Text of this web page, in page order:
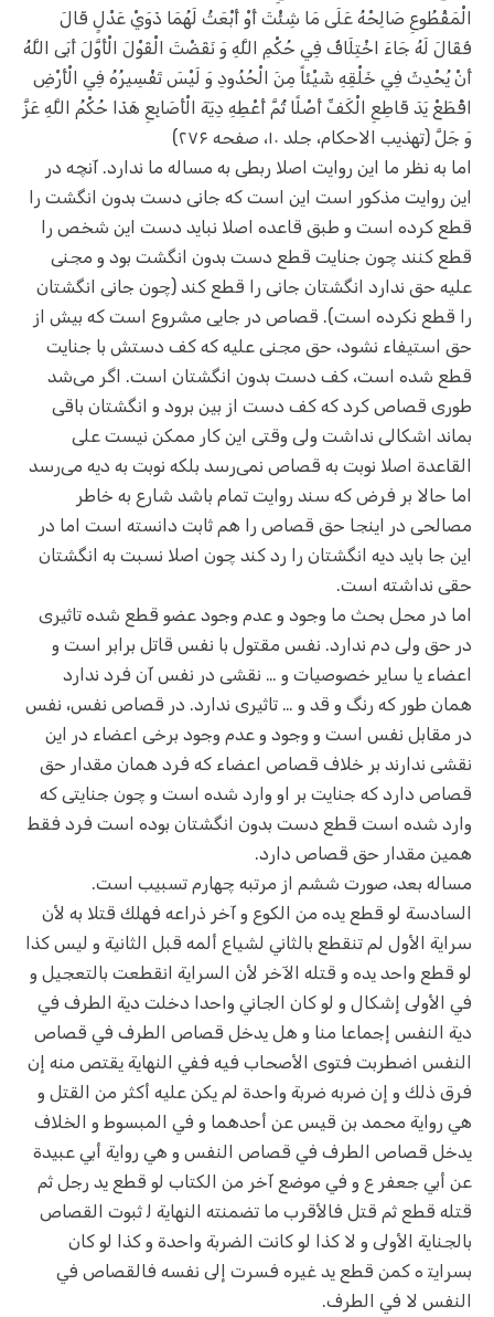
الْمَقْطُوعِ صَالِحْهُ عَلَى مَا شِئْتَ أَوْ أَبْعَثُ لَهُمَا ذَوَيْ عَدْلٍ قَالَ
فَقَالَ لَهُ جَاءَ اخْتِلَافٌ فِي حُكْمِ اللَّهِ وَ نَقَضْتَ الْقَوْلَ الْأَوَّلَ أَبَى اللَّهُ
أَنْ يُحْدِثَ فِي خَلْقِهِ شَيْئاً مِنَ الْحُدُودِ وَ لَيْسَ تَفْسِيرُهُ فِي الْأَرْضِ
اقْطَعْ يَدَ قَاطِعِ الْكَفِّ أَصْلًا ثُمَّ أَعْطِهِ دِيَةَ الْأَصَابِعِ هَذَا حُكْمُ اللَّهِ عَزَّ
وَ جَلَّ‌ (تهذیب الاحکام، جلد ۱۰، صفحه ۲۷۶)
اما به نظر ما این روایت اصلا ربطی به مساله ما ندارد. آنچه در
این روایت مذکور است این است که جانی دست بدون انگشت را
قطع کرده است و طبق قاعده اصلا نباید دست این شخص را
قطع کنند چون جنایت قطع دست بدون انگشت بود و مجنی
علیه حق ندارد انگشتان جانی را قطع کند (چون جانی انگشتان
را قطع نکرده است). قصاص در جایی مشروع است که بیش از
حق استیفاء نشود، حق مجنی علیه که کف دستش با جنایت
قطع شده است، کف دست بدون انگشتان است. اگر می‌شد
طوری قصاص کرد که کف دست از بین برود و انگشتان باقی
بماند اشکالی نداشت ولی وقتی این کار ممکن نیست علی
القاعدة اصلا نوبت به قصاص نمی‌رسد بلکه نوبت به دیه می‌رسد
اما حالا بر فرض که سند روایت تمام باشد شارع به خاطر
مصالحی در اینجا حق قصاص را هم ثابت دانسته‌ است اما در
این جا باید دیه انگشتان را رد کند چون اصلا نسبت به انگشتان
حقی نداشته است.
اما در محل بحث ما وجود و عدم وجود عضو قطع شده تاثیری
در حق ولی دم ندارد. نفس مقتول با نفس قاتل برابر است و
اعضاء یا سایر خصوصیات و … نقشی در نفس آن فرد ندارد
همان طور که رنگ و قد و … تاثیری ندارد. در قصاص نفس، نفس
در مقابل نفس است و وجود و عدم وجود برخی اعضاء در این
نقشی ندارند بر خلاف قصاص اعضاء که فرد همان مقدار حق
قصاص دارد که جنایت بر او وارد شده است و چون جنایتی که
وارد شده است قطع دست بدون انگشتان بوده است فرد فقط
همین مقدار حق قصاص دارد.
مساله بعد، صورت ششم از مرتبه چهارم تسبیب است.
السادسة لو قطع يده من الكوع و آخر ذراعه فهلك قتلا به‌ لأن
سراية الأول لم تنقطع بالثاني لشياع ألمه قبل الثانية و ليس كذا
لو قطع واحد يده و قتله الآخر لأن السراية انقطعت بالتعجيل و
في الأولى إشكال و لو كان الجاني واحدا دخلت دية الطرف في
دية النفس إجماعا منا و هل يدخل قصاص الطرف في قصاص
النفس اضطربت فتوى الأصحاب فيه ففي النهاية يقتص منه إن
فرق ذلك و إن ضربه ضربة واحدة لم يكن عليه أكثر من القتل و
هي رواية‌ محمد بن قيس عن أحدهما و في المبسوط و الخلاف
يدخل قصاص الطرف في قصاص النفس و هي رواية أبي عبيدة
عن أبي جعفر ع و في موضع آخر من الكتاب لو قطع يد رجل ثم
قتله قطع ثم قتل فالأقرب ما تضمنته النهاية ل‍ ثبوت القصاص
بالجناية الأولى و لا كذا لو كانت الضربة واحدة و كذا لو كان
بسرايت‍ ه كمن قطع يد غيره فسرت إلى نفسه فالقصاص في
النفس لا في الطرف.